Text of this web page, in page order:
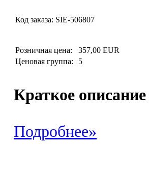
Код заказа: SIE-506807
Розничная цена:
357,00 EUR
Ценовая группа:
5
Краткое описание
Подробнее»